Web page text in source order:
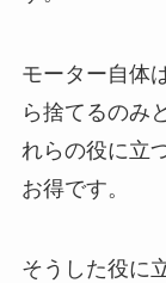
モーター自体
ら捨てるのみ
れらの役に立
お得です。
そうした役に